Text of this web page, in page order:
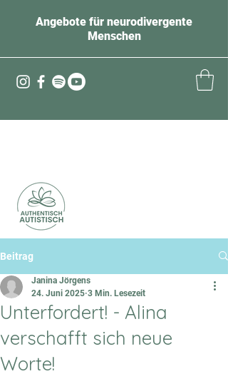
Angebote für neurodivergente
Menschen
Beitrag
Unterfordert! - Alina
verschafft sich neue
Worte!
Janina Jörgens
24. Juni 2025 3 Min. Lesezeit